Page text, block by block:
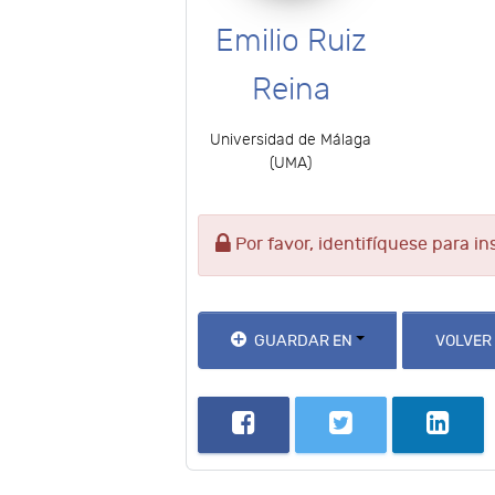
Emilio Ruiz
Reina
Universidad de Málaga
(UMA)
Por favor, identifíquese para
GUARDAR EN VOLVER